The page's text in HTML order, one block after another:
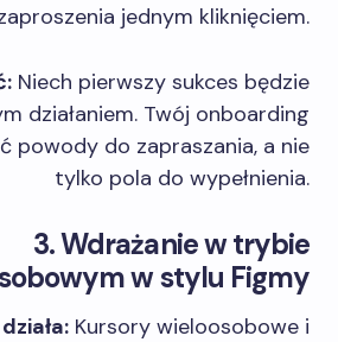
jednym kliknięciem.
Niech pierwszy sukces będzie
działaniem. Twój onboarding
powody do zapraszania, a nie
tylko pola do wypełnienia.
3. Wdrażanie w trybie
w stylu Figmy
Kursory wieloosobowe i